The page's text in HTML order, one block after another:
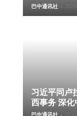
巴中通讯社 -
习近平同卢
西事务 深化
巴中通讯社 -